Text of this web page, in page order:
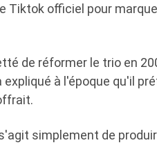
Tiktok officiel pour
de réformer le trio en
expliqué à l'époque qu'il
simplement de